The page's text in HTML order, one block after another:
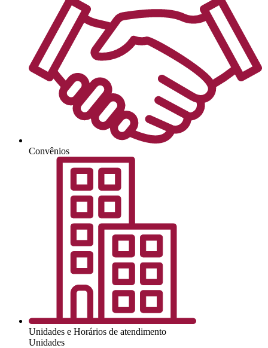
Convênios
Unidades e Horários de atendimento
Unidades